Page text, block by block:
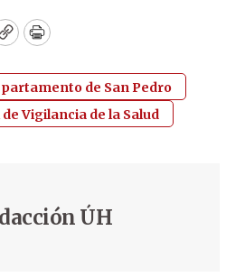
CopyPrint
de San Pedro
Vigilancia de la Salud
ÚH